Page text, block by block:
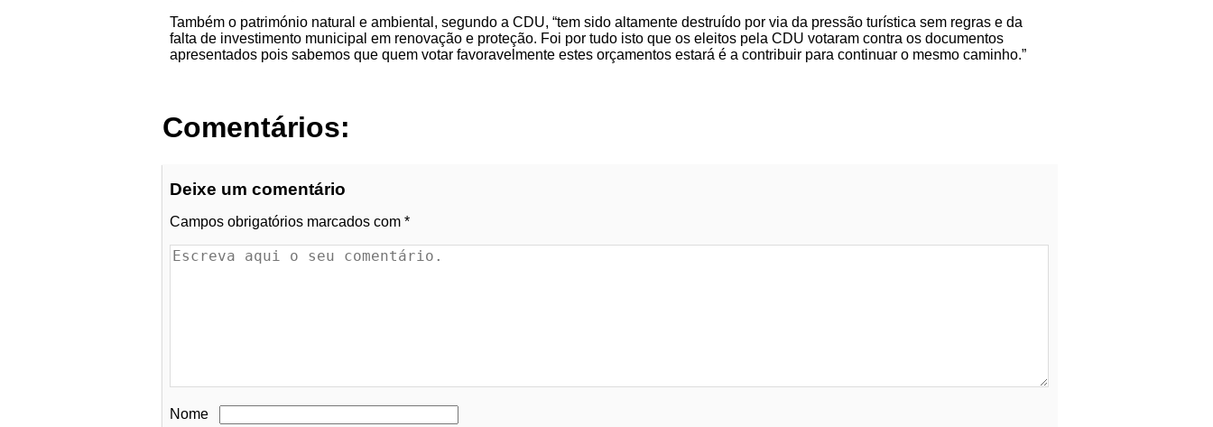
Também o património natural e ambiental, segundo a CDU, “tem sido altamente destruído por via da pressão turística sem regras e da
falta de investimento municipal em renovação e proteção. Foi por tudo isto que os eleitos pela CDU votaram contra os documentos
apresentados pois sabemos que quem votar favoravelmente estes orçamentos estará é a contribuir para continuar o mesmo caminho.”
Comentários:
Deixe um comentário
Campos obrigatórios marcados com *
Nome